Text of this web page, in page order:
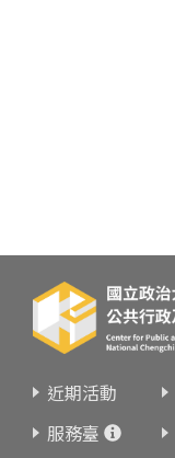
近期活動
服務臺